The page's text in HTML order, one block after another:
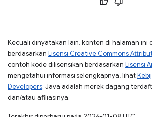
Kecuali dinyatakan lain, konten di halaman ini
berdasarkan Lisensi Creative Commons
contoh kode dilisensikan berdasarkan Lisensi
mengetahui informasi selengkapnya, lihat
Developers. Java adalah merek dagang
dan/atau afiliasinya.